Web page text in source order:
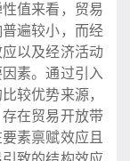
值来看，贸易
遍较小，而经
以及经济活动
素。通过引入
较优势来源，
在贸易开放带
素禀赋效应且